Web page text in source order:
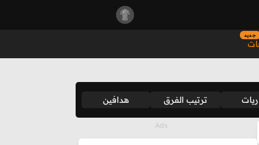
جديد
ترتيب الفرق هدافين